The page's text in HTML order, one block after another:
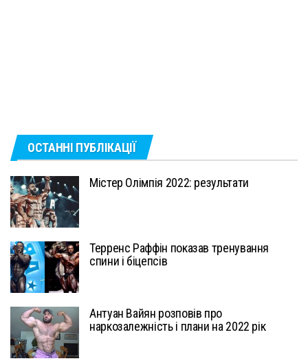
ОСТАННІ ПУБЛІКАЦІЇ
Містер Олімпія 2022: результати
Терренс Раффін показав тренування
спини і біцепсів
Антуан Вайян розповів про
наркозалежність і плани на 2022 рік